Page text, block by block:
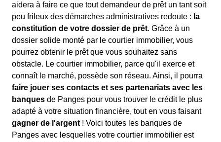
aidera à faire ce que tout demandeur de prêt un tant soit
peu frileux des démarches administratives redoute : la
constitution de votre dossier de prêt. Grâce à un
dossier solide monté par le courtier immobilier, vous
pourrez obtenir le prêt que vous souhaitez sans
obstacle. Le courtier immobilier, parce qu'il exerce et
connaît le marché, possède son réseau. Ainsi, il pourra
faire jouer ses contacts et ses partenariats avec les
banques de Panges pour vous trouver le crédit le plus
adapté à votre situation financière, tout en vous faisant
gagner de l'argent ! Voici toutes les banques de
Panges avec lesquelles votre courtier immobilier est